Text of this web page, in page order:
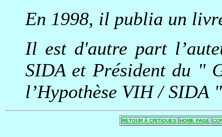
En 1998, il publia un
Il est d'autre part
SIDA et Président du "
l’Hypothèse VIH / SIDA
RETOUR À CRITIQUES HOME PAGE